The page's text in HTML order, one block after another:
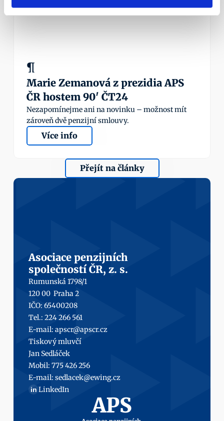
¶
Marie Zemanová z prezidia APS
ČR hostem 90' ČT24
Nezapomínejme ani na novinku – možnost mít
zároveň dvě penzijní smlouvy.
Více info
Přejít na články
Asociace penzijních
společností ČR, z. s.
Rumunská 1798/1
120 00  Praha 2
IČO: 65400208
Tel.: 224 266 561
E-mail: apscr@apscr.cz
Tiskový mluvčí
Jan Sedláček
Mobil: 775 426 256
E-mail: sedlacek@ewing.cz
in LinkedIn
APS